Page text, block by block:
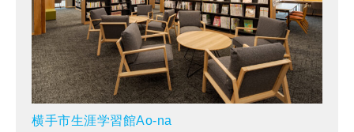
横手市生涯学習館Ao-na